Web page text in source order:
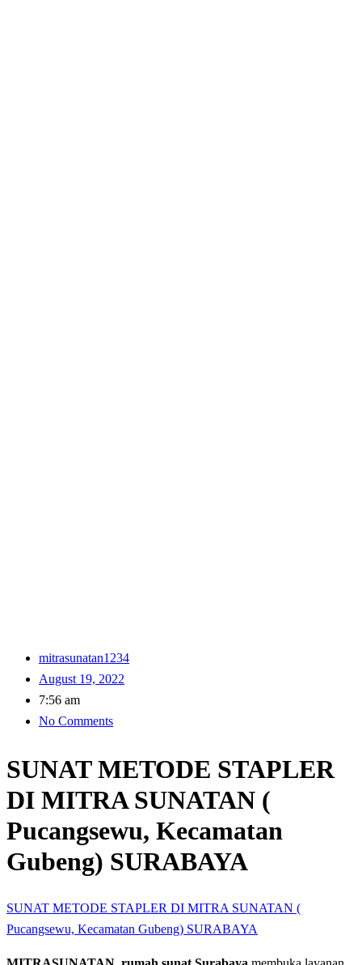
mitrasunatan1234
August 19, 2022
7:56 am
No Comments
SUNAT METODE STAPLER
DI MITRA SUNATAN (
Pucangsewu, Kecamatan
Gubeng) SURABAYA
SUNAT METODE STAPLER DI MITRA SUNATAN (
Pucangsewu, Kecamatan Gubeng) SURABAYA